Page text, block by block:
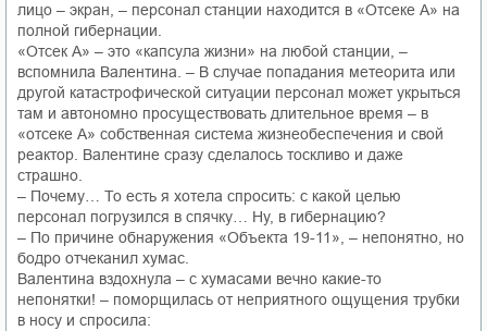
лицо – экран, – персонал станции находится в «Отсеке А» на
полной гибернации.
«Отсек А» – это «капсула жизни» на любой станции, –
вспомнила Валентина. – В случае попадания метеорита или
другой катастрофической ситуации персонал может укрыться
там и автономно просуществовать длительное время – в
«отсеке А» собственная система жизнеобеспечения и свой
реактор. Валентине сразу сделалось тоскливо и даже
страшно.
– Почему… То есть я хотела спросить: с какой целью
персонал погрузился в спячку… Ну, в гибернацию?
– По причине обнаружения «Объекта 19-11», – непонятно, но
бодро отчеканил хумас.
Валентина вздохнула – с хумасами вечно какие-то
непонятки! – поморщилась от неприятного ощущения трубки
в носу и спросила: